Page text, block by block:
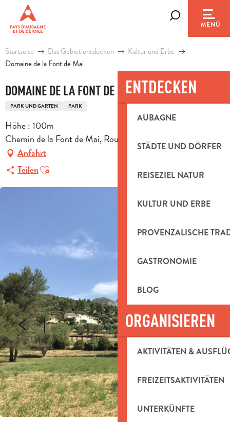
contenu
principal
MENÜ
ENTDECKEN
AUBAGNE
STÄDTE UND DÖRFER
REISEZIEL NATUR
KULTUR UND ERBE
PROVENZALISCHE
GASTRONOMIE
BLOG
ORGANISIEREN
AKTIVITÄTEN &
FREIZEITSAKTIVITÄTEN
UNTERKÜNFTE
Startseite Das Gebiet entdecken
Kultur und Erbe
Domaine de la Font de Mai
DOMAINE DE LA FONT DE MAI
PARK UND GARTEN PARK
Höhe : 100m
Chemin de la Font de Mai, Route d'Eoures, 13400 Aubagne
Anfahrt
TeilenAjouter aux favoris